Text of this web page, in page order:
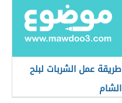
طريقة عمل الشربات لبلح
الشام